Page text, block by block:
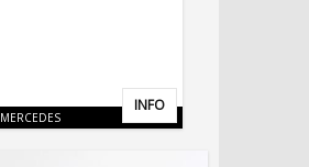
MERCEDES Lägg till i favoriter
INFO